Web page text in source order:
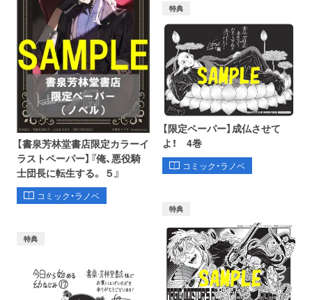
【書泉芳林堂書店限定カラーイ
ラストペーパー】『俺、悪役騎
士団長に転生する。 ５』
コミック・ラノベ
特典
【限定ペーパー】成仏させて
よ！ 4巻
コミック・ラノベ
特典
特典